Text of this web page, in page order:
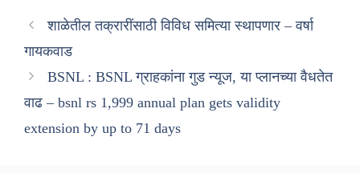
शाळेतील तक्रारींसाठी विविध समित्या स्थापणार – वर्षा
गायकवाड
BSNL : BSNL ग्राहकांना गुड न्यूज, या प्लानच्या वैधतेत
वाढ – bsnl rs 1,999 annual plan gets validity
extension by up to 71 days